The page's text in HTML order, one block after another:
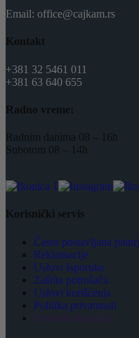
Email: office@cajkam.rs
Kontakt
+381 32 5461 011
+381 63 640 655
Radno vreme:
Radnim danima 08 – 16h
Subotom 08 – 14h
Korisnički servis
Često postavljana
Reklamacije
Uslovi Isporuke
Zaštita potrošača
Uslovi korišćenja
Politika privatnosti
Postavke kolačića